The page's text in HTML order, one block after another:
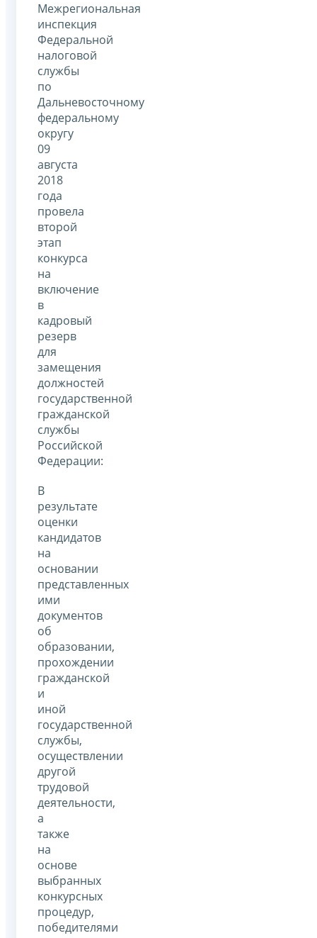
Межрегиональная
инспекция
Федеральной
налоговой
службы
по
Дальневосточному
федеральному
округу
09
августа
2018
года
провела
второй
этап
конкурса
на
включение
в
кадровый
резерв
для
замещения
должностей
государственной
гражданской
службы
Российской
Федерации:
В
результате
оценки
кандидатов
на
основании
представленных
ими
документов
об
образовании,
прохождении
гражданской
и
иной
государственной
службы,
осуществлении
другой
трудовой
деятельности,
а
также
на
основе
выбранных
конкурсных
процедур,
победителями